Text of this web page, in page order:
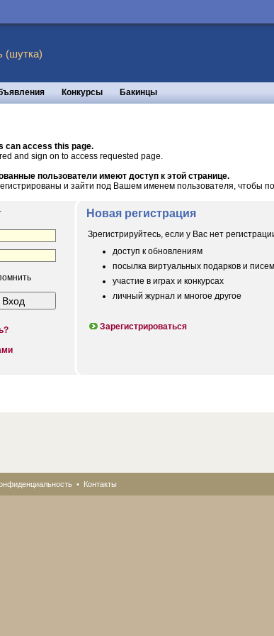
(шутка)
Конкурсы Бакинцы
can access this page.
and sign on to access requested page.
пользователи имеют доступ к этой странице.
и зайти под Вашем именем пользователя, чтобы
Новая регистрация
Зрегистрируйтесь, если у Вас нет
доступ к обновлениям
посылка виртуальных подарков и писем
участие в играх и конкурсах
личный журнал и многое другое
Зарегистрироваться
• Контакты